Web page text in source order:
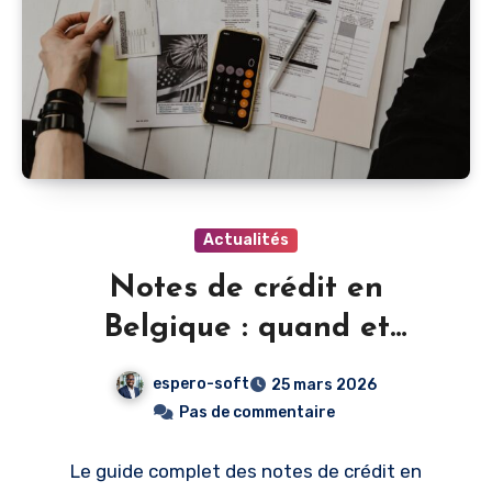
Actualités
Notes de crédit en
Belgique : quand et
comment les émettre
espero-soft
25 mars 2026
Pas de commentaire
Le guide complet des notes de crédit en